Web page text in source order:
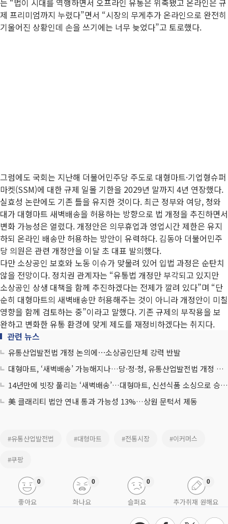
는 “법이 시대를 역행하면서 오프라인 유통은 위축됐고 온라인은 규
제 프리미엄까지 누렸다”면서 “시장의 무게추가 온라인으로 완전히
기울어진 상황인데 손을 쓰기에는 너무 늦었다”고 토로했다.
그럼에도 국회는 지난해 더불어민주당 주도로 대형마트·기업형슈퍼
마켓(SSM)에 대한 규제 일몰 기한을 2029년 말까지 4년 연장했다.
실효성 논란에도 기존 틀을 유지한 것이다. 최근 정부와 여당, 청와
대가 대형마트 새벽배송을 허용하는 방향으로 법 개정을 추진하면서
변화 가능성은 열렸다. 개정안은 의무휴업과 영업시간 제한은 유지
하되 온라인 배송만 허용하는 방안이 유력하다. 김동아 더불어민주
당 의원은 관련 개정안을 이달 초 대표 발의했다.
다만 소상공인 보호와 노동 이슈가 맞물려 있어 입법 과정은 순탄치
않을 전망이다. 정치권 관계자는 “유통법 개정만 부각되고 있지만
소상공인 상생 대책을 함께 추진하겠다는 전제가 깔려 있다”며 “단
순히 대형마트의 새벽배송만 허용해주는 것이 아니라 개정안이 미칠
영향을 함께 검토하는 중”이라고 말했다. 기존 규제의 부작용을 보
완하고 변화한 유통 환경에 맞게 제도를 재정비하겠다는 취지다.
관련 뉴스
유통산업발전법 개정 논의에⋯소상공인단체 강력 반발
대형마트, ‘새벽배송’ 가능해지나…당·정·청, 유통산업발전법 개정 논의
14년만에 빗장 풀리는 ‘새벽배송’…대형마트, 신선식품 소싱으로 승부수
美 클래리티 법안 연내 통과 가능성 13%…상원 문턱서 제동
#유통산업발전법 #대형마트 #전통시장 #이커머스
#쿠팡
좋아요
0
화나요
0
슬퍼요
0
추가취재 원해요
0